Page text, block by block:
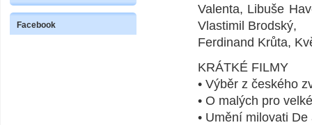
Facebook
Valenta, Libuše
Vlastimil Brodský,
Ferdinand Krůta,
KRÁTKÉ FILMY
• Výběr z českého
• O malých pro
• Umění milovati